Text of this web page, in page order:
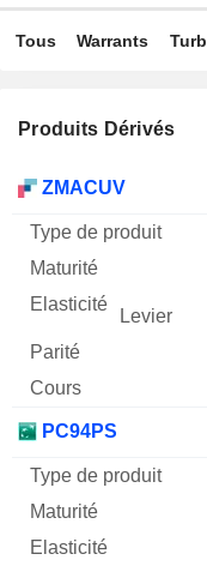
Tous Warrants
Produits Dérivés
Mnemo Type produit
ZMACUV
PC94PS